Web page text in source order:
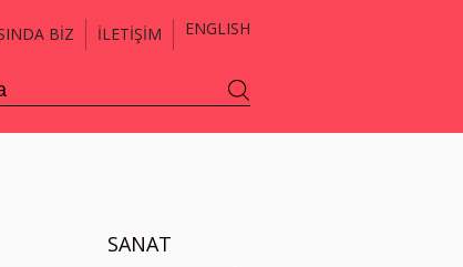
BİZ İLETİŞİM ENGLISH
SANAT